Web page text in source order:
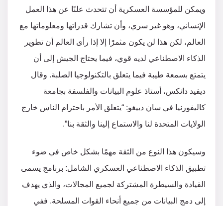
ويمكن للمؤسسة العسكرية أن تتحدث علنًا عن هذا العمل
الإنساني، وهو غير سري، وأن تشارك قدراتها ومعلوماتها مع
العالم، لكن هذا لن يكون مثمرًا إلا إذا رأى العالم أن تطوير
الذكاء الاصطناعي لديه قوي، فيما يحتاج الجيش إلى أن
يتمتع بسمعة طيبة فيما يتعلق بالتكنولوجيا الصلبة. وقال
ديفيد دانكس، أستاذ علوم البيانات والفلسفة بجامعة
كاليفورنيا في سان دييغو: “يتعلق الأمر باحترام الناس خارج
الولايات المتحدة لنا والاستماع إلينا والثقة بنا”.
وسيكون هذا النوع من الثقة مهمًا بشكل خاص في ضوء
تطبيق الذكاء الاصطناعي العسكري الشامل: برنامج يسمى
القيادة والسيطرة المشتركة لجميع المجالات، والذي يهدف
إلى دمج البيانات من جميع أنحاء القوات المسلحة. ففي